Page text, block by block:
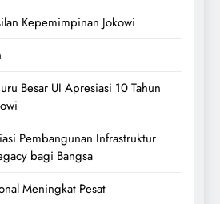
Kepemimpinan Jokowi
Besar UI Apresiasi 10 Tahun
Pembangunan Infrastruktur
bagi Bangsa
Meningkat Pesat